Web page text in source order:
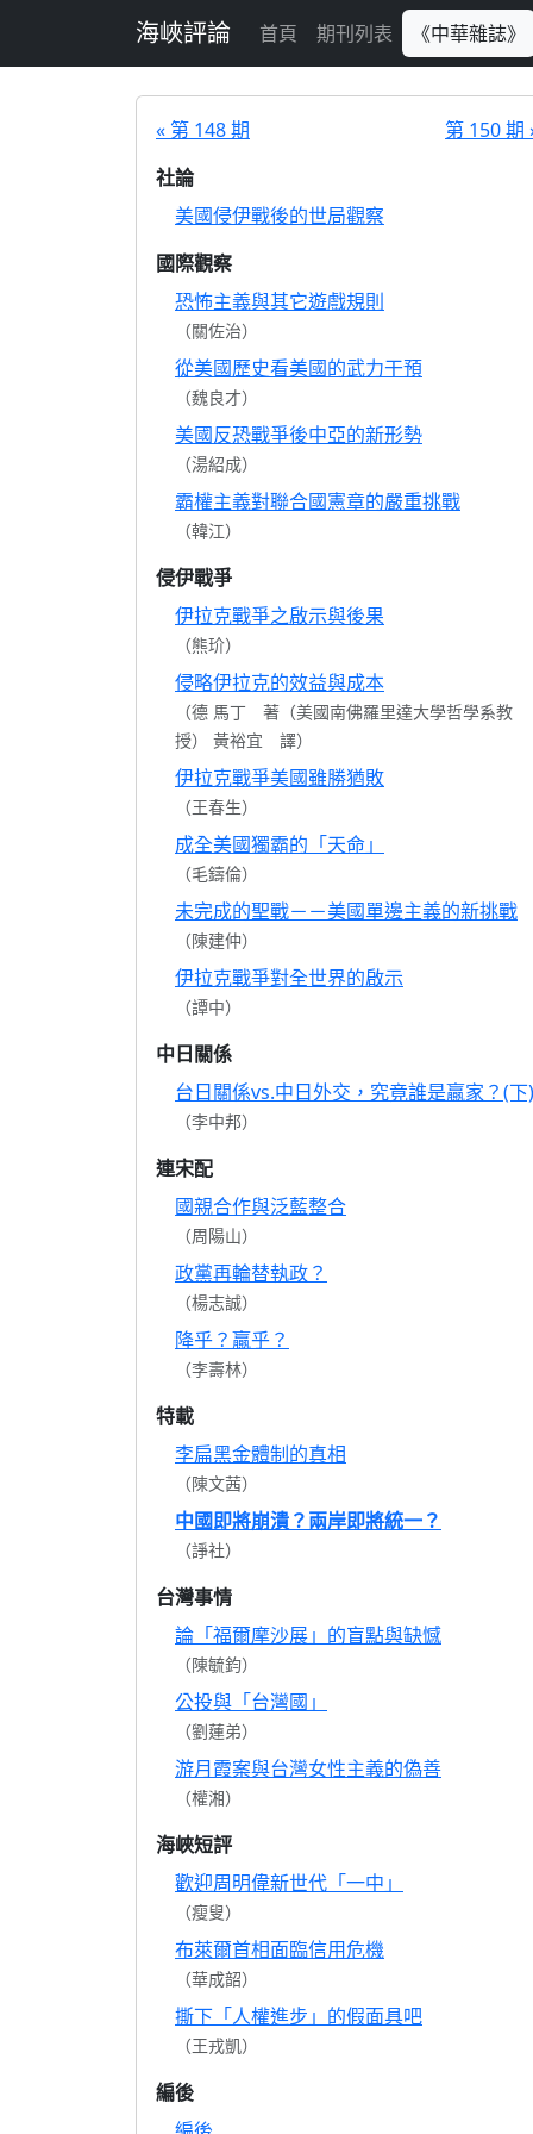
海峽評論 首頁 期刊列表 《中華雜誌》
« 第 148 期
第 150 期
社論
美國侵伊戰後的世局觀察
國際觀察
恐怖主義與其它遊戲規則
（關佐治）
從美國歷史看美國的武力干預
（魏良才）
美國反恐戰爭後中亞的新形勢
（湯紹成）
霸權主義對聯合國憲章的嚴重挑戰
（韓江）
侵伊戰爭
伊拉克戰爭之啟示與後果
（熊玠）
侵略伊拉克的效益與成本
（德 馬丁 著（美國南佛羅里達大學哲學系教
授） 黃裕宜 譯）
伊拉克戰爭美國雖勝猶敗
（王春生）
成全美國獨霸的「天命」
（毛鑄倫）
未完成的聖戰－－美國單邊主義的新挑戰
（陳建仲）
伊拉克戰爭對全世界的啟示
（譚中）
中日關係
台日關係vs.中日外交，究竟誰是贏家？(下)
（李中邦）
連宋配
國親合作與泛藍整合
（周陽山）
政黨再輪替執政？
（楊志誠）
降乎？贏乎？
（李壽林）
特載
李扁黑金體制的真相
（陳文茜）
中國即將崩潰？兩岸即將統一？
（諍社）
台灣事情
論「福爾摩沙展」的盲點與缺憾
（陳毓鈞）
公投與「台灣國」
（劉蓮弟）
游月霞案與台灣女性主義的偽善
（權湘）
海峽短評
歡迎周明偉新世代「一中」
（瘦叟）
布萊爾首相面臨信用危機
（華成韶）
撕下「人權進步」的假面具吧
（王戎凱）
編後